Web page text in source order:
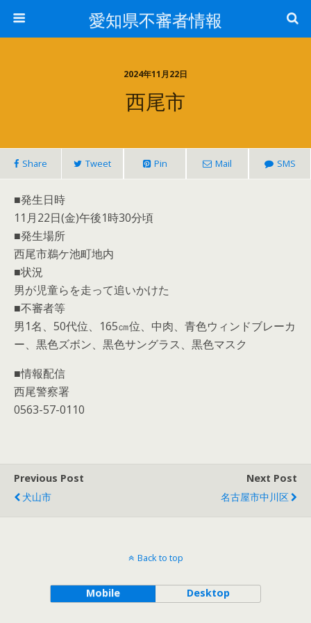
愛知県不審者情報
2024年11月22日
西尾市
Share Tweet Pin Mail SMS
■発生日時
11月22日(金)午後1時30分頃
■発生場所
西尾市鵜ケ池町地内
■状況
男が児童らを走って追いかけた
■不審者等
男1名、50代位、165㎝位、中肉、青色ウィンドブレーカ
ー、黒色ズボン、黒色サングラス、黒色マスク
■情報配信
西尾警察署
0563-57-0110
Previous Post
犬山市
Next Post
名古屋市中川区
Back to top
Mobile Desktop